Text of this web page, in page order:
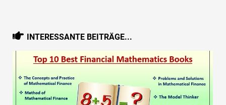
INTERESSANTE BEITRÄGE...